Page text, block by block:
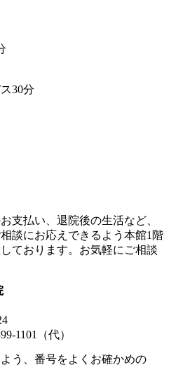
30分
支払い、退院後の生活など、
談にお応えできるよう本館1階
ております。お気軽にご相談
1101 （代）
う、番号をよくお確かめの